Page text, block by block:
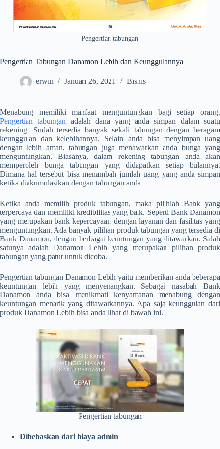
Pengertian tabungan
Pengertian Tabungan Danamon Lebih dan Keunggulannya
erwin Januari 26, 2021 Bisnis
Menabung memiliki manfaat menguntungkan bagi setiap orang.
Pengertian tabungan adalah dana yang anda simpan dalam suatu
rekening. Sudah tersedia banyak sekali tabungan dengan beragam
keunggulan dan kelebihannya. Selain anda bisa menyimpan uang
dengan lebih aman, tabungan juga menawarkan anda bunga yang
menguntungkan. Biasanya, dalam rekening tabungan anda akan
memperoleh bunga tabungan yang didapatkan setiap bulannya.
Dimana hal tersebut bisa menambah jumlah uang yang anda simpan
ketika diakumulasikan dengan tabungan anda.
Ketika anda memilih produk tabungan, maka pilihlah Bank yang
terpercaya dan memiliki kredibilitas yang baik. Seperti Bank Danamon
yang merupakan bank kepercayaan dengan layanan dan fasilitas yang
menguntungkan. Ada banyak pilihan produk tabungan yang tersedia di
Bank Danamon, dengan berbagai keuntungan yang ditawarkan. Salah
satunya adalah Danamon Lebih yang merupakan pilihan produk
tabungan yang patut untuk dicoba.
Pengertian tabungan Danamon Lebih yaitu memberikan anda beberapa
keuntungan lebih yang menyenangkan. Sebagai nasabah Bank
Danamon anda bisa menikmati kenyamanan menabung dengan
keuntungan menarik yang ditawarkannya. Apa saja keunggulan dari
produk Danamon Lebih bisa anda lihat di bawah ini.
Pengertian tabungan
Dibebaskan dari biaya admin